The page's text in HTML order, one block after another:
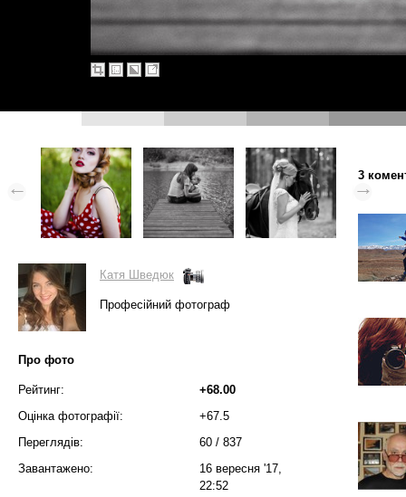
Катя Шведюк
Професійний фотограф
Про фото
Рейтинг:
+68.00
Оцінка фотографії:
+67.5
Переглядів:
60 / 837
Завантажено:
16 вересня '17,
22:52
3